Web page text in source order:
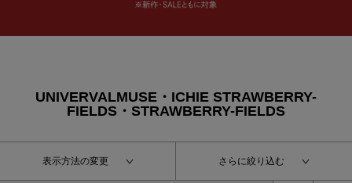
UNIVERVALMUSE・ICHIE STRAWBERRY-
FIELDS・STRAWBERRY-FIELDS
表示方法の変更 さらに絞り込む